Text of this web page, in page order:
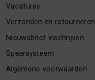
Vacatures
Verzenden en retourneren
Nieuwsbrief inschrijven
Spaarsysteem
Algemene voorwaarden